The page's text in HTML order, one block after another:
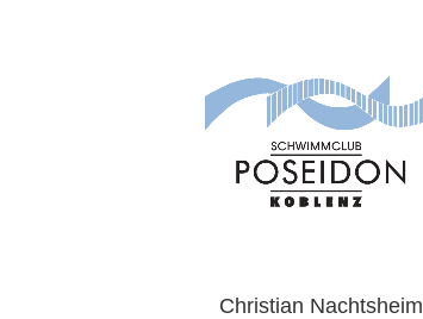
Christian Nachtsheim